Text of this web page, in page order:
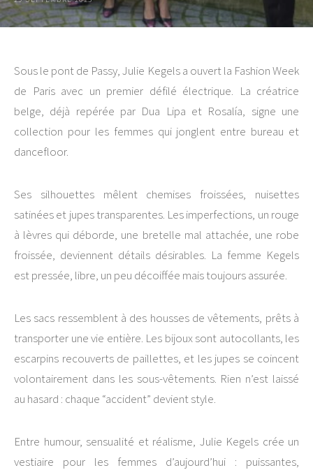
Sous le pont de Passy, Julie Kegels a ouvert la Fashion Week
de Paris avec un premier défilé électrique. La créatrice
belge, déjà repérée par Dua Lipa et Rosalía, signe une
collection pour les femmes qui jonglent entre bureau et
dancefloor.
Ses silhouettes mêlent chemises froissées, nuisettes
satinées et jupes transparentes. Les imperfections, un rouge
à lèvres qui déborde, une bretelle mal attachée, une robe
froissée, deviennent détails désirables. La femme Kegels
est pressée, libre, un peu décoiffée mais toujours assurée.
Les sacs ressemblent à des housses de vêtements, prêts à
transporter une vie entière. Les bijoux sont autocollants, les
escarpins recouverts de paillettes, et les jupes se coincent
volontairement dans les sous-vêtements. Rien n’est laissé
au hasard : chaque “accident” devient style.
Entre humour, sensualité et réalisme, Julie Kegels crée un
vestiaire pour les femmes d’aujourd’hui : puissantes,